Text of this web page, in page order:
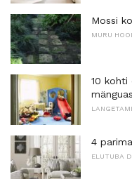
Mossi
MURU
10 kohti
4
ELUTUBA